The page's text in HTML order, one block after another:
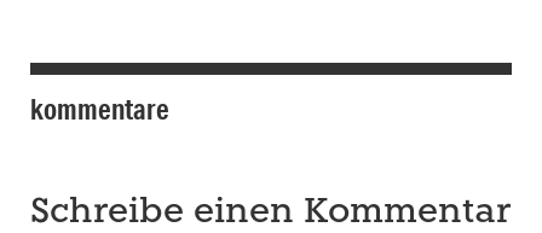
kommentare
Schreibe einen Kommentar